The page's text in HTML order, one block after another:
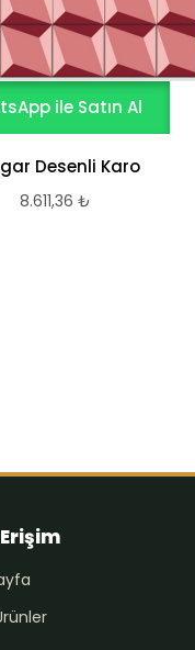
ile Satın Al
Desenli Karo
8.611,36 ₺
Erişim